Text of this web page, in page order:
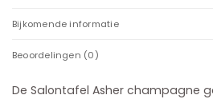
Bijkomende informatie
Beoordelingen (0)
De Salontafel Asher champagne